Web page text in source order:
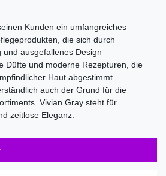
Kunden ein umfangreiches
die sich durch
und ausgefallenes Design
Düfte und moderne Rezepturen, die
Haut abgestimmt
auch der Grund für die
Vivian Gray steht für
zeitlose Eleganz.